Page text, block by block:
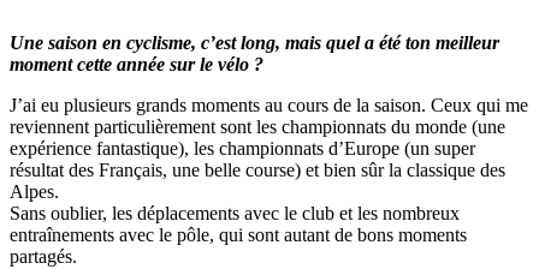
Une saison en cyclisme, c’est long, mais quel a été ton meilleur
moment cette année sur le vélo ?
J’ai eu plusieurs grands moments au cours de la saison. Ceux qui me
reviennent particulièrement sont les championnats du monde (une
expérience fantastique), les championnats d’Europe (un super
résultat des Français, une belle course) et bien sûr la classique des
Alpes.
Sans oublier, les déplacements avec le club et les nombreux
entraînements avec le pôle, qui sont autant de bons moments
partagés.